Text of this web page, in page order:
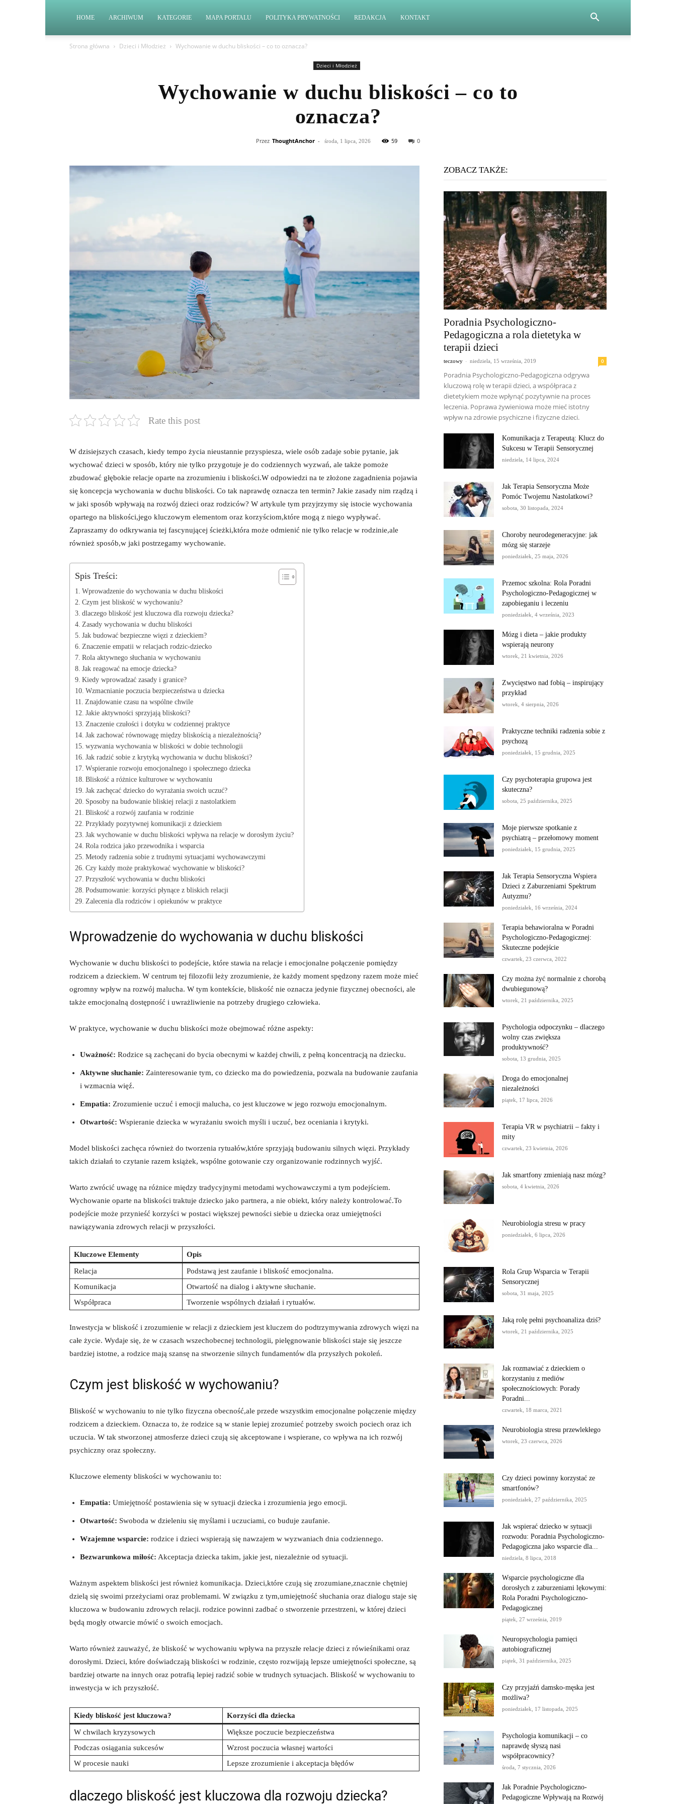
HOME ARCHIWUM KATEGORIE MAPA PORTALU POLITYKA PRYWATNOŚCI REDAKCJA KONTAKT
Strona główna Dzieci i Młodzież Wychowanie w duchu bliskości – co to oznacza?
Dzieci i Młodzież
Wychowanie w duchu bliskości – co to
oznacza?
Przez ThoughtAnchor - środa, 1 lipca, 2026 59 0
Rate this post
W dzisiejszych czasach, kiedy tempo życia nieustannie ​przyspiesza, wiele osób zadaje ​sobie pytanie, jak⁤
wychować dzieci w‍ sposób, który nie​ tylko przygotuje je ⁣do codziennych wyzwań, ‍ale⁢ także pomoże
zbudować głębokie relacje oparte na⁤ zrozumieniu i bliskości.W odpowiedzi na te złożone zagadnienia‍ pojawia
się koncepcja wychowania w⁤ duchu bliskości. Co tak naprawdę oznacza ten termin?‌ Jakie zasady⁢ nim⁤ rządzą i
w jaki sposób wpływają na rozwój dzieci ​oraz rodziców?‍ W artykule tym⁣ przyjrzymy się istocie wychowania
opartego na ⁣bliskości,jego kluczowym‍ elementom oraz ⁣korzyściom,które mogą z niego wypływać.
Zapraszamy do odkrywania‌ tej​ fascynującej ‍ścieżki,która może⁢ odmienić nie tylko relacje w​ rodzinie,ale
również sposób,w jaki postrzegamy wychowanie.
Spis Treści:
Wprowadzenie do ​wychowania ​w duchu⁢ bliskości
Czym jest bliskość w wychowaniu?
dlaczego bliskość jest kluczowa dla rozwoju dziecka?
Zasady wychowania ​w ‌duchu bliskości
Jak budować bezpieczne więzi z dzieckiem?
Znaczenie empatii w relacjach rodzic-dziecko
Rola‍ aktywnego słuchania w⁤ wychowaniu
Jak reagować na emocje dziecka?
Kiedy wprowadzać zasady ⁢i granice?
Wzmacnianie poczucia bezpieczeństwa u dziecka
Znajdowanie czasu na wspólne chwile
Jakie aktywności sprzyjają bliskości?
Znaczenie czułości i ‍dotyku w codziennej praktyce
Jak zachować równowagę między‍ bliskością a niezależnością?
wyzwania wychowania w bliskości w dobie technologii
Jak radzić sobie z krytyką wychowania w duchu ​bliskości?
Wspieranie rozwoju emocjonalnego i społecznego dziecka
Bliskość a ⁣różnice kulturowe w wychowaniu
Jak zachęcać dziecko do wyrażania swoich uczuć?
Sposoby na budowanie bliskiej relacji z nastolatkiem
Bliskość a⁢ rozwój ‍zaufania w rodzinie
Przykłady pozytywnej komunikacji ⁤z dzieckiem
Jak ​wychowanie w duchu bliskości wpływa na⁢ relacje w dorosłym życiu?
Rola rodzica ⁤jako⁤ przewodnika ⁣i⁤ wsparcia
Metody radzenia sobie z trudnymi sytuacjami ⁢wychowawczymi
Czy ⁢każdy może praktykować wychowanie w bliskości?
Przyszłość⁣ wychowania w ⁢duchu bliskości
Podsumowanie: korzyści⁤ płynące⁢ z ​bliskich relacji
Zalecenia dla rodziców ‍i opiekunów w praktyce
Wprowadzenie do ​wychowania ​w duchu⁢ bliskości
Wychowanie w duchu bliskości to podejście, które stawia na relacje i⁤ emocjonalne ​połączenie pomiędzy
rodzicem a​ dzieckiem. W centrum tej filozofii leży zrozumienie, że każdy moment spędzony razem może mieć
ogromny wpływ na rozwój malucha. W tym kontekście, bliskość nie oznacza jedynie ⁤fizycznej obecności, ale​
także emocjonalną ⁤dostępność i uwrażliwienie na potrzeby ‍drugiego człowieka.
W praktyce, wychowanie w duchu bliskości może obejmować ⁤różne aspekty:
Uważność: Rodzice są zachęcani do bycia obecnymi w każdej chwili, z⁢ pełną koncentracją na dziecku.
Aktywne ​słuchanie: Zainteresowanie tym, co dziecko ma do powiedzenia, pozwala na budowanie zaufania
i wzmacnia więź.
Empatia: Zrozumienie ⁢uczuć i​ emocji malucha, co jest ‌kluczowe w jego rozwoju emocjonalnym.
Otwartość: Wspieranie dziecka w wyrażaniu⁣ swoich ‌myśli ​i uczuć,​ bez⁢ oceniania i ‌krytyki.
Model bliskości zachęca również ⁢do tworzenia rytuałów,które sprzyjają budowaniu silnych więzi. Przykłady
‍takich działań to⁢ czytanie razem książek,​ wspólne ⁤gotowanie⁣ czy organizowanie rodzinnych wyjść.
Warto zwrócić uwagę na różnice między tradycyjnymi metodami wychowawczymi‍ a⁣ tym ‌podejściem.‌
Wychowanie oparte‍ na bliskości traktuje dziecko jako partnera, a nie obiekt, który ⁣należy kontrolować.To
podejście może⁢ przynieść korzyści w postaci większej pewności siebie u dziecka ⁤oraz umiejętności
nawiązywania zdrowych relacji w‌ przyszłości.
Kluczowe Elementy Opis
Relacja
Podstawą jest zaufanie i bliskość emocjonalna.
Komunikacja
Otwartość‍ na ⁤dialog i aktywne⁣ słuchanie.
Współpraca
Tworzenie wspólnych⁢ działań⁣ i rytuałów.
Inwestycja w bliskość i zrozumienie w relacji​ z dzieckiem jest kluczem do ⁢podtrzymywania zdrowych więzi na
całe życie.⁣ Wydaje się, że ⁢w czasach wszechobecnej technologii, pielęgnowanie ⁣bliskości staje się jeszcze
bardziej istotne,⁤ a rodzice mają szansę na​ stworzenie silnych fundamentów dla przyszłych ​pokoleń.
Czym jest bliskość w wychowaniu?
Bliskość w wychowaniu to nie‍ tylko fizyczna obecność,ale przede wszystkim emocjonalne połączenie​ między ​
rodzicem a ‌dzieckiem. Oznacza ⁣to, że rodzice są w⁣ stanie lepiej⁤ zrozumieć⁢ potrzeby swoich pociech oraz ich
uczucia. W tak stworzonej atmosferze dzieci czują się akceptowane‍ i wspierane, co‍ wpływa​ na ich rozwój
psychiczny oraz​ społeczny.
Kluczowe elementy ⁢bliskości w ⁢wychowaniu to:
Empatia: ​Umiejętność⁤ postawienia się⁣ w sytuacji dziecka i zrozumienia ⁤jego​ emocji.
Otwartość: Swoboda‌ w dzieleniu się myślami ‌i uczuciami, co ⁤buduje zaufanie.
Wzajemne ⁤wsparcie: rodzice i dzieci wspierają się​ nawzajem w wyzwaniach⁤ dnia codziennego.
Bezwarunkowa‍ miłość: Akceptacja dziecka takim, jakie jest, niezależnie od sytuacji.
Ważnym ‍aspektem bliskości jest również komunikacja. Dzieci,które czują się zrozumiane,znacznie chętniej
dzielą się swoimi przeżyciami​ oraz problemami.⁣ W związku z tym,umiejętność ⁢słuchania oraz dialogu staje się
kluczowa w budowaniu zdrowych relacji. rodzice ‌powinni zadbać ‌o ⁣stworzenie ⁤przestrzeni,‍ w której dzieci
będą mogły otwarcie ⁣mówić o swoich emocjach.
Warto również zauważyć, ⁢że⁤ bliskość w wychowaniu wpływa na przyszłe ⁣relacje dzieci‌ z rówieśnikami oraz
dorosłymi. ⁢Dzieci, ​które doświadczają bliskości w rodzinie, często rozwijają lepsze umiejętności społeczne, są
bardziej otwarte na innych oraz potrafią‍ lepiej radzić‍ sobie w trudnych sytuacjach. Bliskość w ⁢wychowaniu to
inwestycja w⁤ ich przyszłość.
Kiedy bliskość⁢ jest kluczowa? Korzyści ⁤dla dziecka
W chwilach kryzysowych
Większe ​poczucie bezpieczeństwa
Podczas osiągania sukcesów
Wzrost poczucia własnej wartości
W procesie ⁤nauki
Lepsze zrozumienie i akceptacja błędów
dlaczego bliskość jest kluczowa dla rozwoju dziecka?
ZOBACZ TAKŻE:
Poradnia Psychologiczno-
Pedagogiczna a rola dietetyka w
terapii dzieci
teczowy - niedziela, 15 września, 2019 0
Poradnia Psychologiczno-Pedagogiczna odgrywa
kluczową rolę w terapii dzieci, a współpraca z
dietetykiem może wpłynąć pozytywnie na proces
leczenia. Poprawa żywieniowa może mieć istotny
wpływ na zdrowie psychiczne i fizyczne dzieci.
Komunikacja z Terapeutą: Klucz do
Sukcesu w Terapii Sensorycznej
niedziela, 14 lipca, 2024
Jak Terapia Sensoryczna Może
Pomóc Twojemu Nastolatkowi?
sobota, 30 listopada, 2024
Choroby neurodegeneracyjne: jak
mózg się starzeje
poniedziałek, 25 maja, 2026
Przemoc szkolna: Rola Poradni
Psychologiczno-Pedagogicznej w
zapobieganiu i leczeniu
poniedziałek, 4 września, 2023
Mózg i dieta – jakie produkty
wspierają neurony
wtorek, 21 kwietnia, 2026
Zwycięstwo nad fobią – inspirujący
przykład
wtorek, 4 sierpnia, 2026
Praktyczne techniki radzenia sobie z
psychozą
poniedziałek, 15 grudnia, 2025
Czy psychoterapia grupowa jest
skuteczna?
sobota, 25 października, 2025
Moje pierwsze spotkanie z
psychiatrą – przełomowy moment
poniedziałek, 15 grudnia, 2025
Jak Terapia Sensoryczna Wspiera
Dzieci z Zaburzeniami Spektrum
Autyzmu?
poniedziałek, 16 września, 2024
Terapia behawioralna w Poradni
Psychologiczno-Pedagogicznej:
Skuteczne podejście
czwartek, 23 czerwca, 2022
Czy można żyć normalnie z chorobą
dwubiegunową?
wtorek, 21 października, 2025
Psychologia odpoczynku – dlaczego
wolny czas zwiększa
produktywność?
sobota, 13 grudnia, 2025
Droga do emocjonalnej
niezależności
piątek, 17 lipca, 2026
Terapia VR w psychiatrii – fakty i
mity
czwartek, 23 kwietnia, 2026
Jak smartfony zmieniają nasz mózg?
sobota, 4 kwietnia, 2026
Neurobiologia stresu w pracy
poniedziałek, 6 lipca, 2026
Rola Grup Wsparcia w Terapii
Sensorycznej
sobota, 31 maja, 2025
Jaką rolę pełni psychoanaliza dziś?
wtorek, 21 października, 2025
Jak rozmawiać z dzieckiem o
korzystaniu z mediów
społecznościowych: Porady
Poradni...
czwartek, 18 marca, 2021
Neurobiologia stresu przewlekłego
wtorek, 23 czerwca, 2026
Czy dzieci powinny korzystać ze
smartfonów?
poniedziałek, 27 października, 2025
Jak wspierać dziecko w sytuacji
rozwodu: Poradnia Psychologiczno-
Pedagogiczna jako wsparcie dla...
niedziela, 8 lipca, 2018
Wsparcie psychologiczne dla
dorosłych z zaburzeniami lękowymi:
Rola Poradni Psychologiczno-
Pedagogicznej
piątek, 27 września, 2019
Neuropsychologia pamięci
autobiograficznej
piątek, 31 października, 2025
Czy przyjaźń damsko-męska jest
możliwa?
poniedziałek, 17 listopada, 2025
Psychologia komunikacji – co
naprawdę słyszą nasi
współpracownicy?
środa, 7 stycznia, 2026
Jak Poradnie Psychologiczno-
Pedagogiczne Wpływają na Rozwój